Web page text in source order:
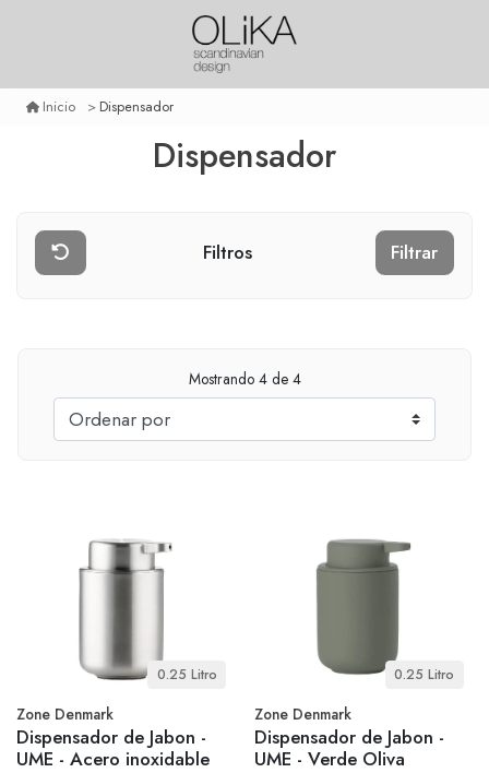
Inicio Dispensador
Dispensador
Filtros Filtrar
Mostrando 4de 4
0.25 Litro
Zone Denmark
Dispensador de Jabon -
UME - Acero inoxidable
0.25 Litro
Zone Denmark
Dispensador de Jabon -
UME - Verde Oliva